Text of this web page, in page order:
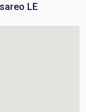
LE